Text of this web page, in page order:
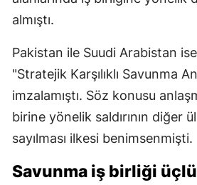
almıştı.
Pakistan ile Suudi Arabistan
"Stratejik Karşılıklı Savunma
imzalamıştı. Söz konusu
birine yönelik saldırının diğer
sayılması ilkesi benimsenmişti.
Savunma iş birliği üçlü